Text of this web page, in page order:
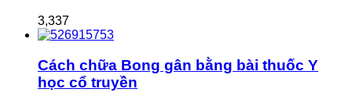
3,337
Cách chữa Bong gân bằng bài thuốc Y
học cổ truyền